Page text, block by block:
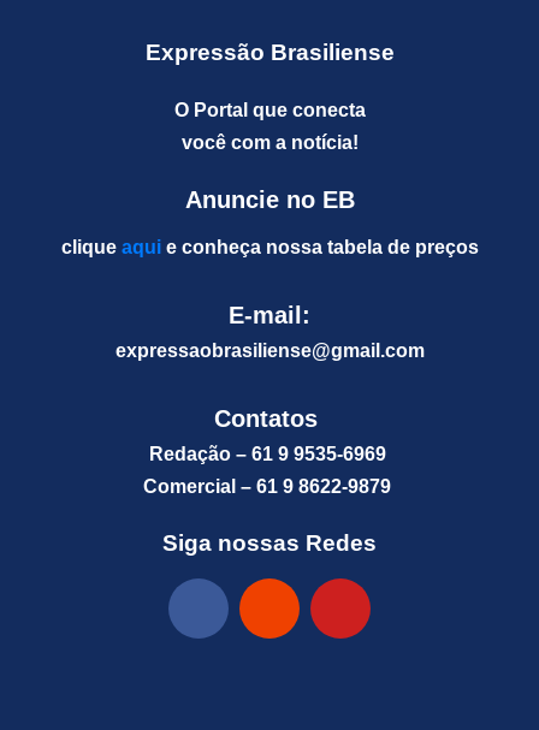
Expressão Brasiliense
O Portal que conecta
você com a notícia!
Anuncie no EB
clique aquie conheça nossa tabela de preços
E-mail:
expressaobrasiliense@gmail.com
Contatos
Redação – 61 9 9535-6969
Comercial – 61 9 8622-9879
Siga nossas Redes